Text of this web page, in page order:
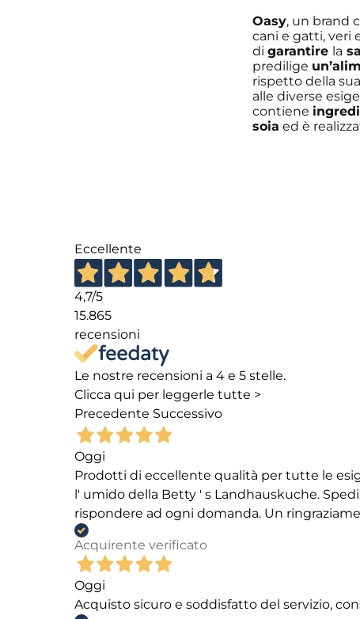
Oasy, un brand
cani e gatti, veri
digarantire la
predilige
rispetto della
alle diverse
contiene
soia ed è
Eccellente
4,7/5
15.865
recensioni
Le nostre recensioni a 4 e 5 stelle.
Clicca qui per leggerle tutte >
Precedente Successivo
Oggi
Prodotti di eccellente qualità per tutte le
l' umido della Betty ' s Landhauskuche.
rispondere ad ogni domanda. Un
Acquirente verificato
Oggi
Acquisto sicuro e soddisfatto del servizio,